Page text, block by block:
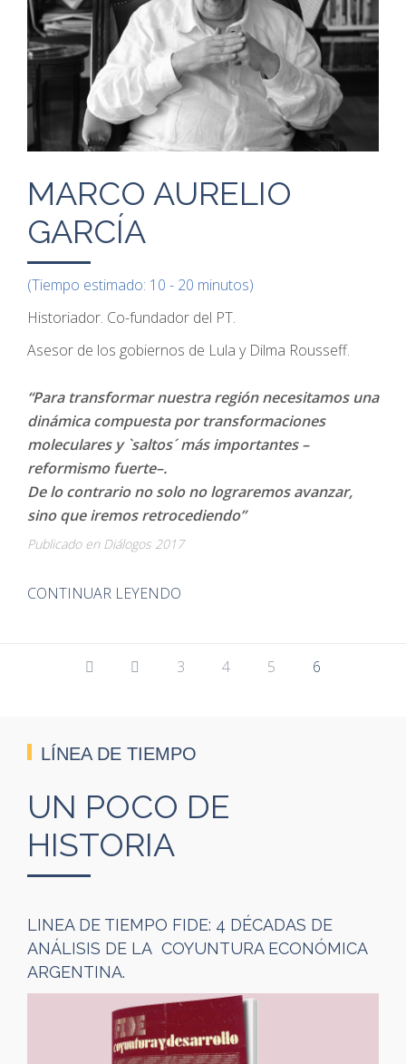
MARCO AURELIO
GARCÍA
(Tiempo estimado: 10 - 20 minutos)
Historiador. Co-fundador del PT.
Asesor de los gobiernos de Lula y Dilma Rousseff.
“Para transformar nuestra región necesitamos una
dinámica compuesta por transformaciones
moleculares y `saltos´ más importantes –
reformismo fuerte–.
De lo contrario no solo no lograremos avanzar,
sino que iremos retrocediendo”
Publicado en Diálogos 2017
CONTINUAR LEYENDO
3 4 5 6
LÍNEA DE TIEMPO
UN POCO DE
HISTORIA
LINEA DE TIEMPO FIDE: 4 DÉCADAS DE
ANÁLISIS DE LA COYUNTURA ECONÓMICA
ARGENTINA.